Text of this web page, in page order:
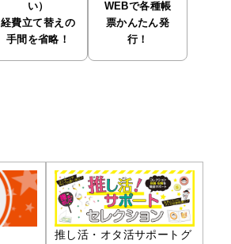
い）
経費立て替えの
手間を省略！
WEBで各種帳
票かんたん発
行！
推し活・オタ活サポートグ